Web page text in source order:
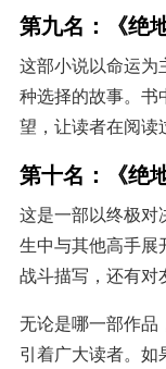
第九名：《绝
这部小说以命运为
种选择的故事。书
望，让读者在阅读
第十名：《绝
这是一部以终极对
生中与其他高手展
战斗描写，还有对
无论是哪一部作品
引着广大读者。如